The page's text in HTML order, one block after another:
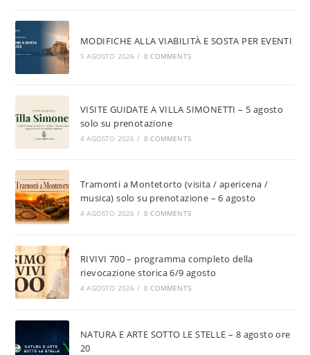
MODIFICHE ALLA VIABILITÀ E SOSTA PER EVENTI
5 AGOSTO 2026 / 0 COMMENTS
VISITE GUIDATE A VILLA SIMONETTI – 5 agosto
solo su prenotazione
4 AGOSTO 2026 / 0 COMMENTS
Tramonti a Montetorto (visita / apericena /
musica) solo su prenotazione – 6 agosto
4 AGOSTO 2026 / 0 COMMENTS
RIVIVI 700 – programma completo della
rievocazione storica 6/9 agosto
4 AGOSTO 2026 / 0 COMMENTS
NATURA E ARTE SOTTO LE STELLE – 8 agosto ore
20